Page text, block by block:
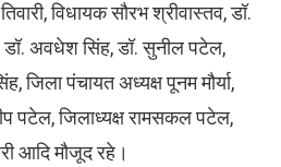
विधायक सौरभ श्रीवास्तव, डॉ.
डॉ. अवधेश सिंह, डॉ. सुनील पटेल,
जिला पंचायत अध्यक्ष पूनम मौर्या,
पटेल, जिलाध्यक्ष रामसकल पटेल,
आदि मौजूद रहे।